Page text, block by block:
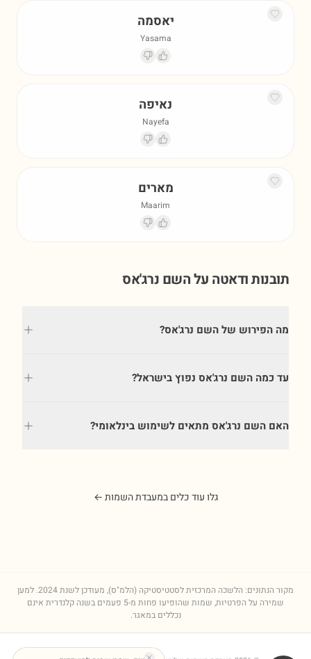
יאסמה
Yasama
נאיפה
Nayefa
מארים
Maarim
תובנות ודאטה על השם נרג'אס
מה הפירוש של השם נרג'אס?
עד כמה השם נרג'אס נפוץ בישראל?
האם השם נרג'אס מתאים לשימוש בינלאומי?
גלו עוד כלים במעבדת השמות ←
מקור הנתונים: הלשכה המרכזית לסטטיסטיקה (הלמ"ס), מעודכן לשנת2024. למען
שמירה על הפרטיות, שמות שהופיעו פחות מ-5 פעמים בשנה קלנדרית אינם
נכללים במאגר.